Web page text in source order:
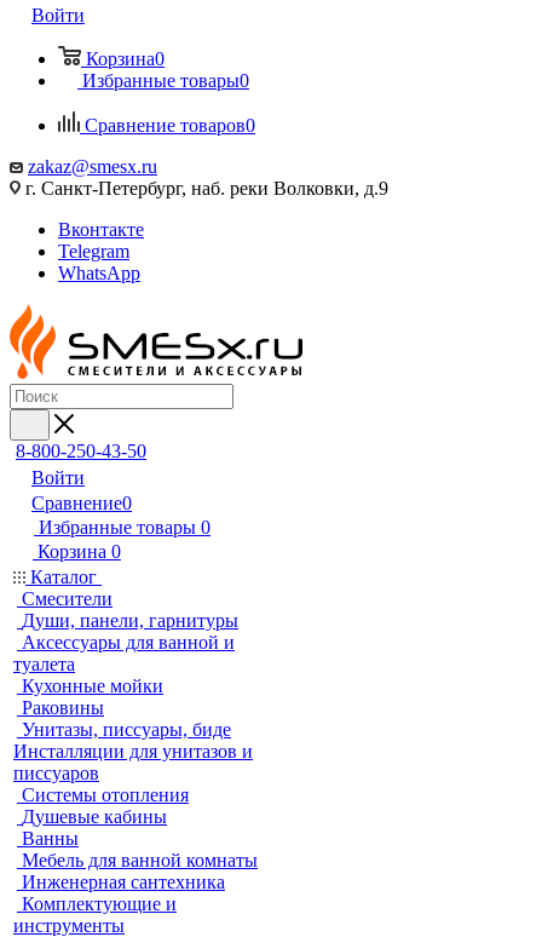
Войти
Корзина0
Избранные товары0
Сравнение товаров0
zakaz@smesx.ru
г. Санкт-Петербург, наб. реки Волковки, д.9
Вконтакте
Telegram
WhatsApp
8-800-250-43-50
Войти
Сравнение0
Избранные товары 0
Корзина 0
Каталог
Смесители
Души, панели, гарнитуры
Аксессуары для ванной и
туалета
Кухонные мойки
Раковины
Унитазы, писсуары, биде
Инсталляции для унитазов и
писсуаров
Системы отопления
Душевые кабины
Ванны
Мебель для ванной комнаты
Инженерная сантехника
Комплектующие и
инструменты